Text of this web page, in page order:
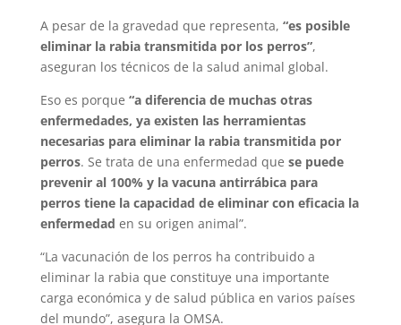
A pesar de la gravedad que representa, “es posible
eliminar la rabia transmitida por los perros”,
aseguran los técnicos de la salud animal global.
Eso es porque “a diferencia de muchas otras
enfermedades, ya existen las herramientas
necesarias para eliminar la rabia transmitida por
perros. Se trata de una enfermedad que se puede
prevenir al 100% y la vacuna antirrábica para
perros tiene la capacidad de eliminar con eficacia la
enfermedad en su origen animal”.
“La vacunación de los perros ha contribuido a
eliminar la rabia que constituye una importante
carga económica y de salud pública en varios países
del mundo”, asegura la OMSA.